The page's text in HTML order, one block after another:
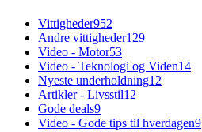
Vittigheder952
Andre vittigheder129
Video - Motor53
Video - Teknologi og Viden14
Nyeste underholdning12
Artikler - Livsstil12
Gode deals9
Video - Gode tips til hverdagen9